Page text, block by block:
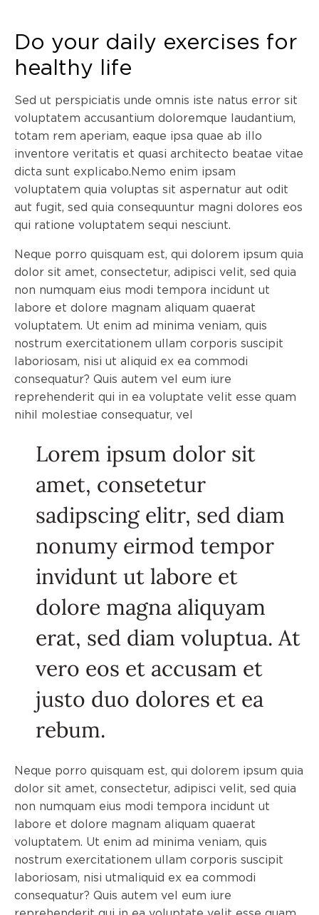
Do your daily exercises for
healthy life
Sed ut perspiciatis unde omnis iste natus error sit
voluptatem accusantium doloremque laudantium,
totam rem aperiam, eaque ipsa quae ab illo
inventore veritatis et quasi architecto beatae vitae
dicta sunt explicabo.Nemo enim ipsam
voluptatem quia voluptas sit aspernatur aut odit
aut fugit, sed quia consequuntur magni dolores eos
qui ratione voluptatem sequi nesciunt.
Neque porro quisquam est, qui dolorem ipsum quia
dolor sit amet, consectetur, adipisci velit, sed quia
non numquam eius modi tempora incidunt ut
labore et dolore magnam aliquam quaerat
voluptatem. Ut enim ad minima veniam, quis
nostrum exercitationem ullam corporis suscipit
laboriosam, nisi ut aliquid ex ea commodi
consequatur? Quis autem vel eum iure
reprehenderit qui in ea voluptate velit esse quam
nihil molestiae consequatur, vel
Lorem ipsum dolor sit
amet, consetetur
sadipscing elitr, sed diam
nonumy eirmod tempor
invidunt ut labore et
dolore magna aliquyam
erat, sed diam voluptua. At
vero eos et accusam et
justo duo dolores et ea
rebum.
Neque porro quisquam est, qui dolorem ipsum quia
dolor sit amet, consectetur, adipisci velit, sed quia
non numquam eius modi tempora incidunt ut
labore et dolore magnam aliquam quaerat
voluptatem. Ut enim ad minima veniam, quis
nostrum exercitationem ullam corporis suscipit
laboriosam, nisi utmaliquid ex ea commodi
consequatur? Quis autem vel eum iure